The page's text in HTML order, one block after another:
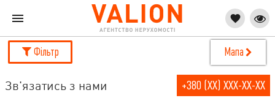
Фільтр Мапа
Зв'язатись з нами +380 (XX) XXX-XX-XX